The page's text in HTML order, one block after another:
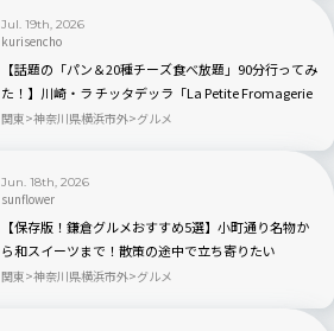
Jul. 19th, 2026
kurisencho
【話題の「パン＆20種チーズ食べ放題」90分行ってみ
た！】川崎・ラ チッタデッラ「La Petite Fromagerie
〜小さなチーズの店〜」
関東 神奈川県横浜市外 グルメ
Jun. 18th, 2026
sunflower
【保存版！鎌倉グルメおすすめ5選】小町通り名物か
ら和スイーツまで！散策の途中で立ち寄りたい
関東 神奈川県横浜市外 グルメ